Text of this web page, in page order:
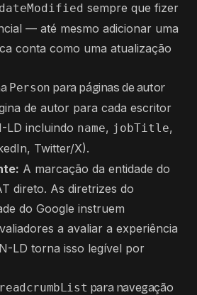
dateModified sempre que fizer
— até mesmo adicionar uma
conta como uma atualização
Person para páginas de autor
de autor para cada escritor
LD incluindo name, jobTitle,
Twitter/X).
A marcação da entidade do
direto. As diretrizes do
do Google instruem
a avaliar a experiência
LD torna isso legível por
para navegação